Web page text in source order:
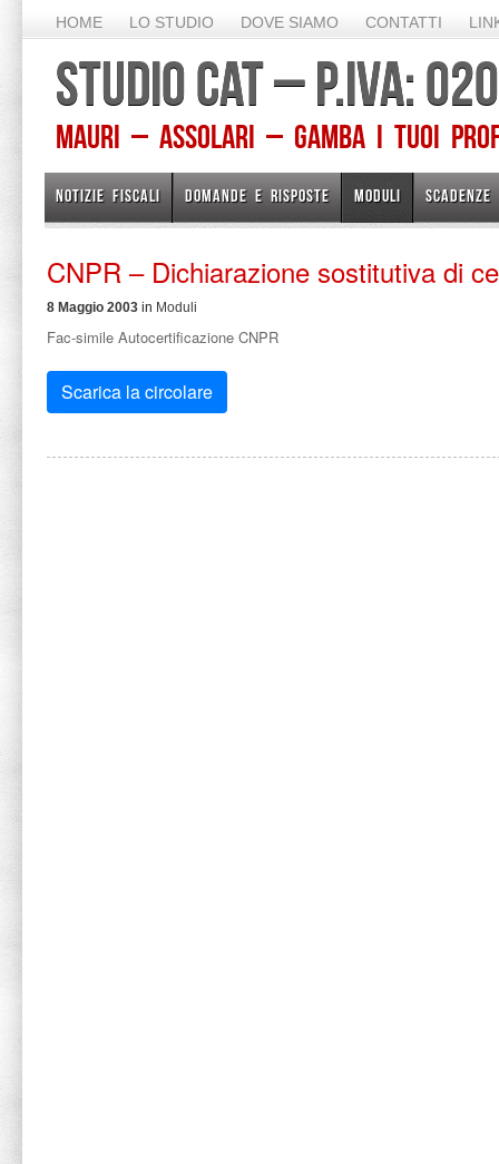
HOME LO STUDIO DOVE SIAMO CONTATTI
STUDIO CAT – P.IVA:
Mauri – Assolari – Gamba I TUOI
NOTIZIE FISCALI DOMANDE E RISPOSTE MODULI SCADENZE
CNPR – Dichiarazione sostitutiva di
8 Maggio 2003 in Moduli
Fac-simile Autocertificazione CNPR
Scarica la circolare